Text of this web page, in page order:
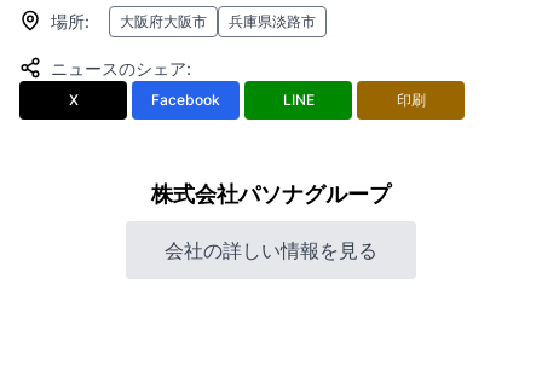
場所: 大阪府大阪市 兵庫県淡路市
ニュースのシェア:
X Facebook LINE 印刷
株式会社パソナグループ
会社の詳しい情報を見る